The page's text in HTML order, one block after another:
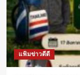
แฟ้มข่าวดีดี